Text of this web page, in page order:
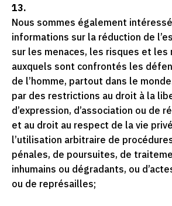
13.
Nous sommes également
informations sur la réduction de
sur les menaces, les risques et
auxquels sont confrontés les
de l’homme, partout dans le
par des restrictions au droit à la
d’expression, d’association ou de
et au droit au respect de la vie
l’utilisation arbitraire de
pénales, de poursuites, de
inhumains ou dégradants, ou
ou de représailles;